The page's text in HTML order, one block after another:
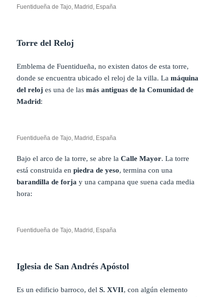
Fuentidueña de Tajo, Madrid, España
Torre del Reloj
Emblema de Fuentidueña, no existen datos de esta torre,
donde se encuentra ubicado el reloj de la villa. Lamáquina
del relojes una de lasmás antiguas de la Comunidad de
Madrid:
Fuentidueña de Tajo, Madrid, España
Bajo el arco de la torre, se abre laCalle Mayor. La torre
está construida enpiedra de yeso, termina con una
barandilla de forjay una campana que suena cada media
hora:
Fuentidueña de Tajo, Madrid, España
Iglesia de San Andrés Apóstol
Es un edificio barroco, delS. XVII, con algún elemento